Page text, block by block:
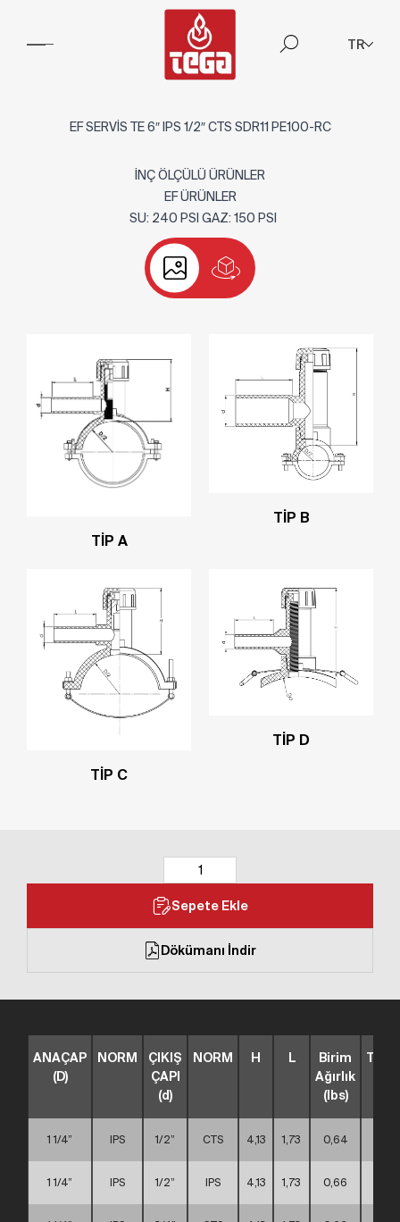
TR
EF SERVİS TE 6″ IPS 1/2″ CTS SDR11 PE100-RC
İNÇ ÖLÇÜLÜ ÜRÜNLER
EF ÜRÜNLER
SU: 240 PSI GAZ: 150 PSI
TİP A
TİP B
TİP C
TİP D
Sepete Ekle
Dökümanı İndir
ANAÇAP
(D)
NORM
ÇIKIŞ
ÇAPI
(d)
NORM H L
Birim
Ağırlık
(lbs)
TİP
1 1/4” IPS 1/2” CTS 4,13 1,73 0,64
1 1/4” IPS 1/2” IPS 4,13 1,73 0,66